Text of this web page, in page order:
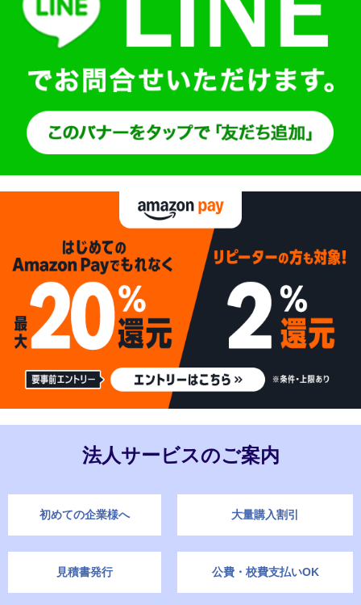
法人サービスのご案内
初めての企業様へ 大量購入割引
見積書発行 公費・校費支払いOK